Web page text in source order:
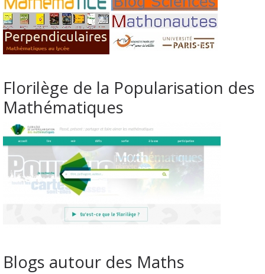
Florilège de la Popularisation des
Mathématiques
Blogs autour des Maths